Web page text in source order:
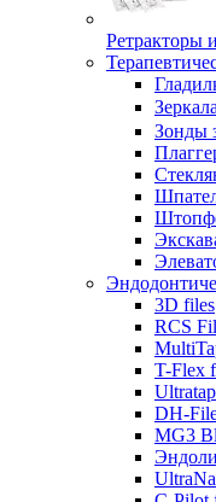
Ретракторы
Зонды
3D files
RCS
T-Flex
DH-
MG3